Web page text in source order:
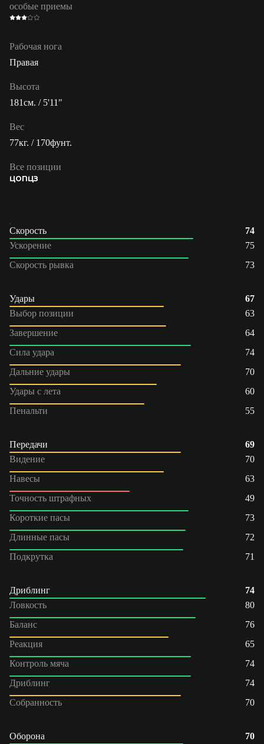
особые приемы
Рабочая нога
Правая
Высота
181см. / 5'11"
Вес
77кг. / 170фунт.
Все позиции
ЦОПЦЗ
Скорость
74
Ускорение
75
Скорость рывка
73
Удары
67
Выбор позиции
63
Завершение
64
Сила удара
74
Дальние удары
70
Удары с лета
60
Пенальти
55
Передачи
69
Видение
70
Навесы
63
Точность штрафных
49
Короткие пасы
73
Длинные пасы
72
Подкрутка
71
Дриблинг
74
Ловкость
80
Баланс
76
Реакция
65
Контроль мяча
74
Дриблинг
74
Собранность
70
Оборона
70